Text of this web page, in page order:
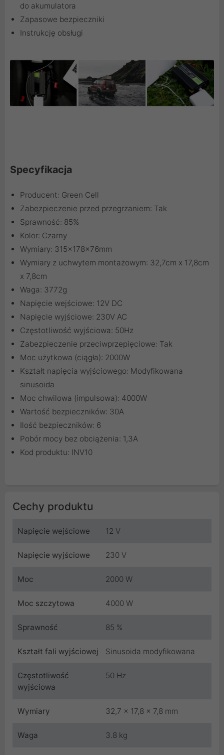
do akumulatora
Zapasowe bezpieczniki
Instrukcję obsługi
Specyfikacja
Producent: Green Cell
Zabezpieczenie przed przegrzaniem: Tak
Sprawność: 85%
Kolor: Czarny
Wymiary: 315x178x76mm
Wymiary z uchwytem montażowym: 32,7cm x 17,8cm
x 7,8cm
Waga: 3772g
Napięcie wejściowe: 12V DC
Napięcie wyjściowe: 230V AC
Częstotliwość wyjściowa: 50Hz
Zabezpieczenie przeciwprzepięciowe: Tak
Moc użytkowa (ciągła): 2000W
Kształt napięcia wyjściowego: Modyfikowana
sinusoida
Moc chwilowa (impulsowa): 4000W
Wartość bezpieczników: 30A
Ilość bezpieczników: 6
Pobór mocy bez obciążenia: 1,3A
Kod produktu: INV10
Cechy produktu
Napięcie wejściowe 12 V
Napięcie wyjściowe 230 V
Moc 2000 W
Moc szczytowa 4000 W
Sprawność 85 %
Kształt fali wyjściowej Sinusoida modyfikowana
Częstotliwość
wyjściowa
50 Hz
Wymiary 32,7 x 17,8 x 7,8 mm
Waga 3.8 kg